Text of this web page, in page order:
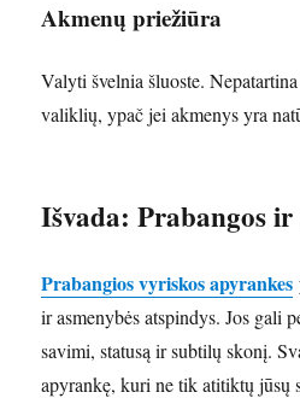
Akmenų priežiūra
Valyti švelnia šluoste.
valiklių, ypač jei akmenys yra
Išvada: Prabangos
Prabangios vyriskos apyrankes
ir asmenybės atspindys. Jos gali
savimi, statusą ir subtilų skonį.
apyrankę, kuri ne tik atitiktų jūsų